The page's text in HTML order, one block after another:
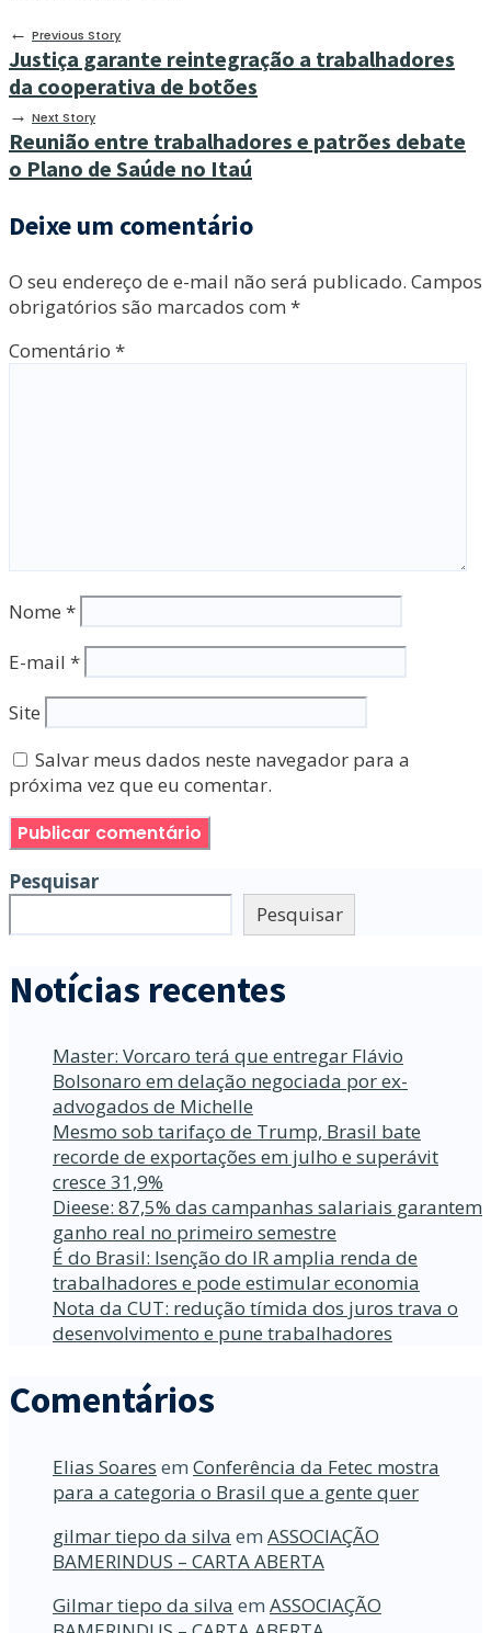
← Previous Story
Justiça garante reintegração a trabalhadores
da cooperativa de botões
→ Next Story
Reunião entre trabalhadores e patrões debate
o Plano de Saúde no Itaú
Deixe um comentário
O seu endereço de e-mail não será publicado. Campos
obrigatórios são marcados com *
Comentário *
Nome *
E-mail *
Site
Salvar meus dados neste navegador para a
próxima vez que eu comentar.
Pesquisar
Pesquisar
Notícias recentes
Master: Vorcaro terá que entregar Flávio
Bolsonaro em delação negociada por ex-
advogados de Michelle
Mesmo sob tarifaço de Trump, Brasil bate
recorde de exportações em julho e superávit
cresce 31,9%
Dieese: 87,5% das campanhas salariais garantem
ganho real no primeiro semestre
É do Brasil: Isenção do IR amplia renda de
trabalhadores e pode estimular economia
Nota da CUT: redução tímida dos juros trava o
desenvolvimento e pune trabalhadores
Comentários
Elias Soares em Conferência da Fetec mostra
para a categoria o Brasil que a gente quer
gilmar tiepo da silva em ASSOCIAÇÃO
BAMERINDUS – CARTA ABERTA
Gilmar tiepo da silva em ASSOCIAÇÃO